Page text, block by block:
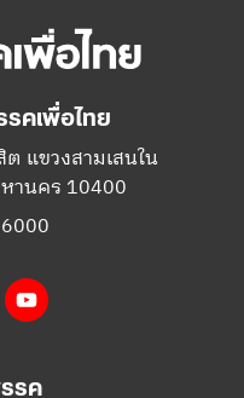
คเพื่อไทย
แขวงสามเสนใน
านคร 10400
Twitter
รค